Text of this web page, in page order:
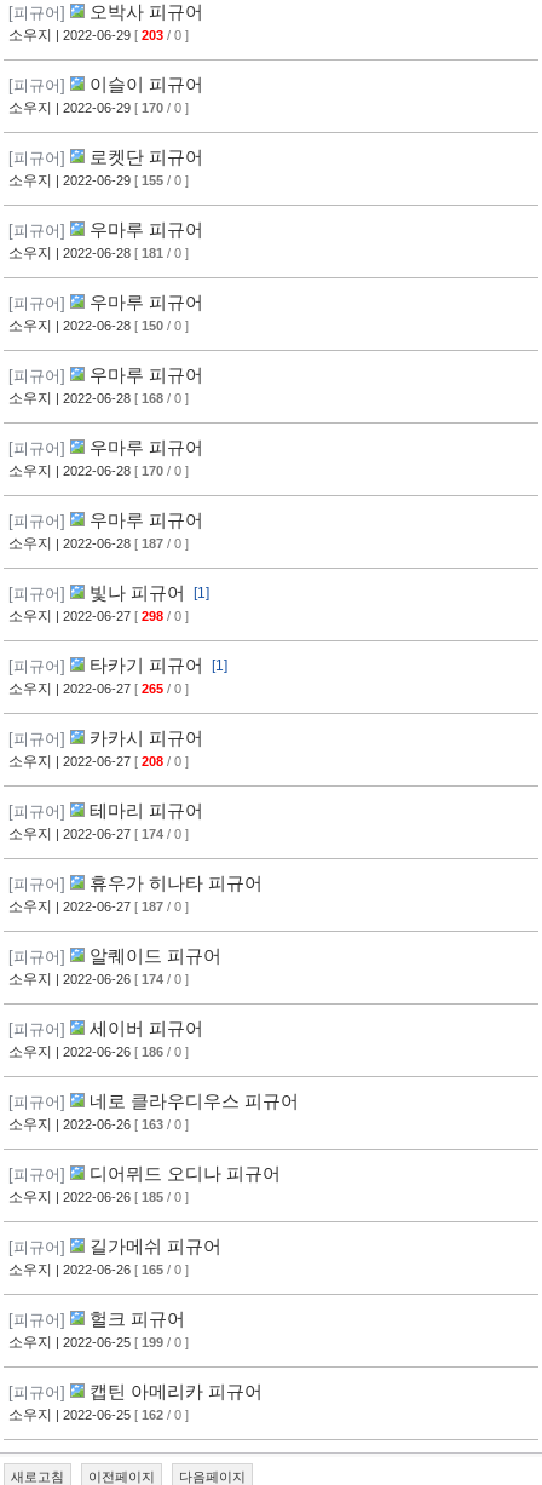
[피규어] 오박사 피규어
소우지 | 2022-06-29 [ 203 / 0 ]
[피규어] 이슬이 피규어
소우지 | 2022-06-29 [ 170 / 0 ]
[피규어] 로켓단 피규어
소우지 | 2022-06-29 [ 155 / 0 ]
[피규어] 우마루 피규어
소우지 | 2022-06-28 [ 181 / 0 ]
[피규어] 우마루 피규어
소우지 | 2022-06-28 [ 150 / 0 ]
[피규어] 우마루 피규어
소우지 | 2022-06-28 [ 168 / 0 ]
[피규어] 우마루 피규어
소우지 | 2022-06-28 [ 170 / 0 ]
[피규어] 우마루 피규어
소우지 | 2022-06-28 [ 187 / 0 ]
[피규어] 빛나 피규어
[1]
소우지
| 2022-06-27 [ 298 / 0 ]
[피규어] 타카기 피규어
[1]
소우지
| 2022-06-27 [ 265 / 0 ]
[피규어] 카카시 피규어
소우지 | 2022-06-27 [ 208 / 0 ]
[피규어] 테마리 피규어
소우지 | 2022-06-27 [ 174 / 0 ]
[피규어] 휴우가 히나타 피규어
소우지 | 2022-06-27 [ 187 / 0 ]
[피규어] 알퀘이드 피규어
소우지 | 2022-06-26 [ 174 / 0 ]
[피규어] 세이버 피규어
소우지 | 2022-06-26 [ 186 / 0 ]
[피규어] 네로 클라우디우스 피규어
소우지 | 2022-06-26 [ 163 / 0 ]
[피규어] 디어뮈드 오디나 피규어
소우지 | 2022-06-26 [ 185 / 0 ]
[피규어] 길가메쉬 피규어
소우지 | 2022-06-26 [ 165 / 0 ]
[피규어] 헐크 피규어
소우지 | 2022-06-25 [ 199 / 0 ]
[피규어] 캡틴 아메리카 피규어
소우지 | 2022-06-25 [ 162 / 0 ]
새로고침 이전페이지 다음페이지